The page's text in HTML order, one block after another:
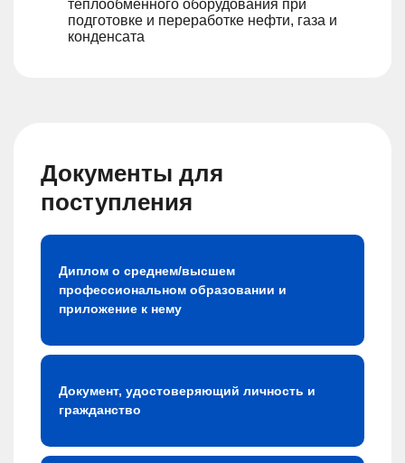
теплообменного оборудования при
подготовке и переработке нефти, газа и
конденсата
Документы для
поступления
Диплом о среднем/высшем
профессиональном образовании и
приложение к нему
Документ, удостоверяющий личность и
гражданство